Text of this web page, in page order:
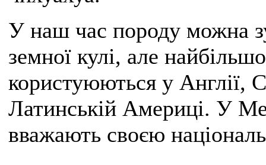
У наш час породу можна
земної кулі, але
користуюються у Англії,
Латинській Америці. У
вважають своєю